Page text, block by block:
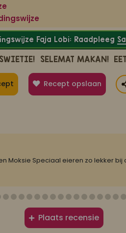
Faja Lobi: Raadpleeg
SELEMAT MAKAN!
Recept opslaan
Moksie Speciaal eieren zo lekker
Plaats recensie